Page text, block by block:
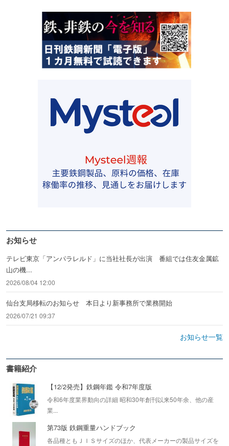
お知らせ
テレビ東京「アンパラレルド」に当社社長が出演 番組では住友金属鉱
山の機...
2026/08/04 12:00
仙台支局移転のお知らせ 本日より新事務所で業務開始
2026/07/21 09:37
お知らせ一覧
書籍紹介
【12/2発売】鉄鋼年鑑 令和7年度版
令和6年度業界動向の詳細 昭和30年創刊以来50年余、他の産
業...
第73版 鉄鋼重量ハンドブック
各品種ともＪＩＳサイズのほか、代表メーカーの製品サイズを